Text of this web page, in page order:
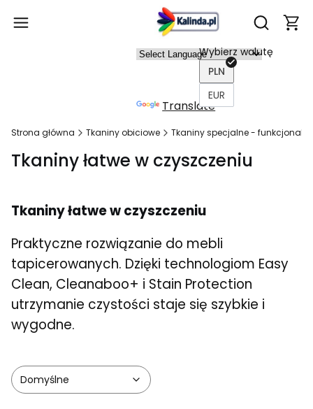
Otwórz
Translate
Wybierz walutę
PLN
EUR
Strona główna Tkaniny obiciowe Tkaniny specjalne - funkcjonalne
Tkaniny łatwe w czyszczeniu
Tkaniny łatwe w czyszczeniu
Praktyczne rozwiązanie do mebli
tapicerowanych. Dzięki technologiom Easy
Clean, Cleanaboo+ i Stain Protection
utrzymanie czystości staje się szybkie i
wygodne.
Domyślne